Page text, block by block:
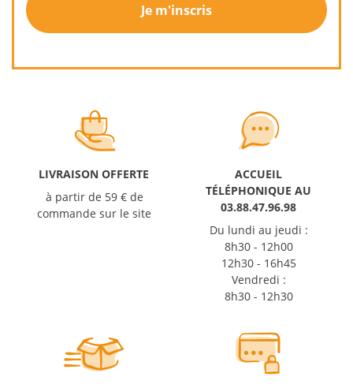
Je m'inscris
LIVRAISON OFFERTE
à partir de 59 € de
commande sur le site
ACCUEIL
TÉLÉPHONIQUE AU
03.88.47.96.98
Du lundi au jeudi :
8h30 - 12h00
12h30 - 16h45
Vendredi :
8h30 - 12h30